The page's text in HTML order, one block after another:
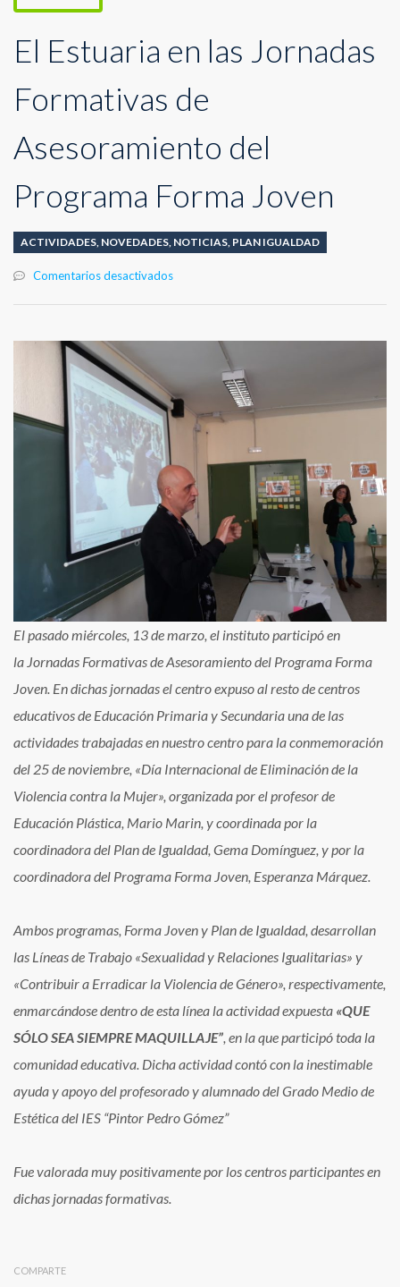
El Estuaria en las Jornadas
Formativas de
Asesoramiento del
Programa Forma Joven
ACTIVIDADES, NOVEDADES, NOTICIAS, PLAN IGUALDAD
Comentarios desactivadosen
El
Jornadas
Formativas
de
Asesoramiento
del
Programa
Joven
El pasado miércoles, 13 de marzo, el instituto participó en
la Jornadas Formativas de Asesoramiento del Programa Forma
Joven. En dichas jornadas el centro expuso al resto de centros
educativos de Educación Primaria y Secundaria una de las
actividades trabajadas en nuestro centro para la conmemoración
del 25 de noviembre, «Día Internacional de Eliminación de la
Violencia contra la Mujer», organizada por el profesor de
Educación Plástica, Mario Marin, y coordinada por la
coordinadora del Plan de Igualdad, Gema Domínguez, y por la
coordinadora del Programa Forma Joven, Esperanza Márquez.
Ambos programas, Forma Joven y Plan de Igualdad, desarrollan
las Líneas de Trabajo «Sexualidad y Relaciones Igualitarias» y
«Contribuir a Erradicar la Violencia de Género», respectivamente,
enmarcándose dentro de esta línea la actividad expuesta «QUE
SÓLO SEA SIEMPRE MAQUILLAJE” , en la que participó toda la
comunidad educativa. Dicha actividad contó con la inestimable
ayuda y apoyo del profesorado y alumnado del Grado Medio de
Estética del IES “Pintor Pedro Gómez”
Fue valorada muy positivamente por los centros participantes en
dichas jornadas formativas.
COMPARTE